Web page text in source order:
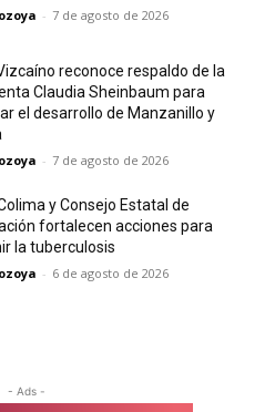
- 7 de agosto de 2026
reconoce respaldo de la
Claudia Sheinbaum para
el desarrollo de Manzanillo y
- 7 de agosto de 2026
y Consejo Estatal de
fortalecen acciones para
la tuberculosis
- 6 de agosto de 2026
- Ads -